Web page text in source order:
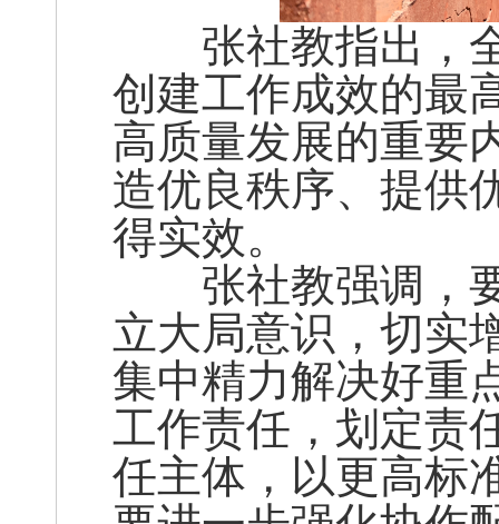
张社教指出，全
创建工作成效的最
高质量发展的重要
造优良秩序、提供
得实效。
张社教强调，要
立大局意识，切实
集中精力解决好重
工作责任，划定责
任主体，以更高标